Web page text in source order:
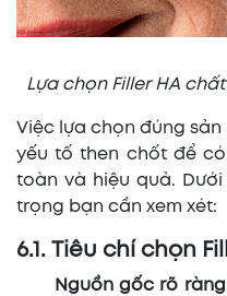
Lựa chọn Filler HA
Việc lựa chọn đúng
yếu tố then chốt để
toàn và hiệu quả.
trọng bạn cần xem xét:
6.1. Tiêu chí chọn
Nguồn gốc rõ